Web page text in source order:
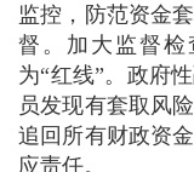
监控，防范资金
督。加大监督
为“红线”。政府
员发现有套取风
追回所有财政资
应责任。